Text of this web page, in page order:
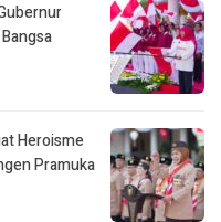
Heroisme
Pramuka